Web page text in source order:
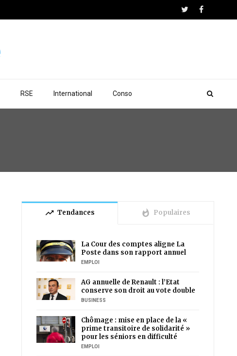
RSE International Conso
trending_up Tendances whatshot Populaires
La Cour des comptes aligne La
Poste dans son rapport annuel
EMPLOI
AG annuelle de Renault : l’Etat
conserve son droit au vote double
BUSINESS
Chômage : mise en place de la «
prime transitoire de solidarité »
pour les séniors en difficulté
EMPLOI